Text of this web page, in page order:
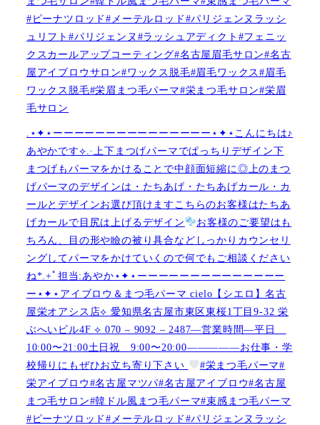
#ピーナツロッド#メーテルロッド#パリジェンヌラッシ
ュリフト#パリジェンヌ#ラッシュアディクト#フェニッ
クスカールアップコーティング#名古屋眉毛サロン#名古
屋アイブロウサロン#ワックス脱毛#眉毛ワックス#眉毛
ワックス脱毛#栄眉まつ毛パーマ#栄まつ毛サロン#栄眉
毛サロン
.⋆✦⋆ーーーーーーーーーーーーーーー⋆✦⋆こんにちは♪
あやかです︎⟡.·上下まつげパーマでぱっちりデザイン下
まつげもパーマをかけることで中顔面短縮に◎上のまつ
げパーマのデザインは・たちあげ・たちあげカール・カ
ールとデザインお選び頂けますこちらのお客様はたちあ
げカールで目尻は上げるデザイン
お客様のご要望はも
ちろん、目の形や瞼の被り具合などしっかりカウンセリ
ングしてパーマをかけていくので何でもご相談ください
ね︎︎︎*.+ﾟ担当:あやか⋆✦⋆ーーーーーーーーーーーーーー
ー⋆✦⋆アイブロウ＆まつ毛パーマ cielo【シエロ】名古
屋栄オアシス店︎︎⟡ 愛知県名古屋市東区東桜1丁目9-32 栄
ぶへいビル4F ︎︎⟡ 070 – 9092 – 2487—営業時間—平日
10:00〜21:00土日祝 9:00〜20:00—————お仕事・学
校帰りにもぜひお立ち寄り下さい
#栄まつ毛パーマ#
栄アイブロウ#名古屋マツパ#名古屋アイブロウ#名古屋
まつ毛サロン#韓ドル風まつ毛パーマ#束感まつ毛パーマ
#ピーナツロッド#メーテルロッド#パリジェンヌラッシ